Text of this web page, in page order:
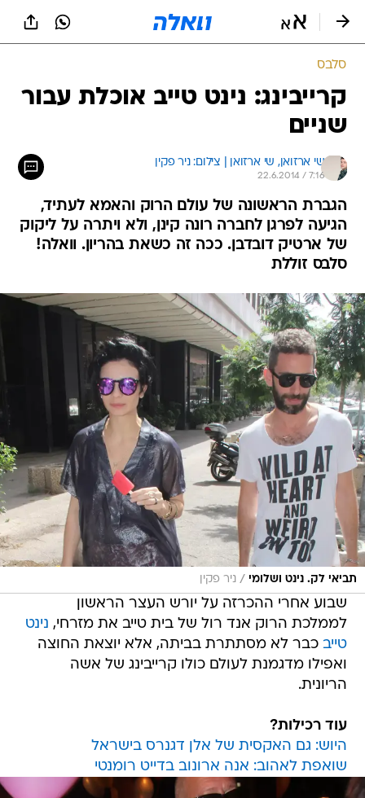
סלבס
קרייבינג: נינט טייב אוכלת עבור
שניים
שי ארזואן, שי ארזואן | צילום: ניר פקין
22.6.2014 / 7:16
הגברת הראשונה של עולם הרוק והאמא לעתיד,
הגיעה לפרגן לחברה רונה קינן, ולא ויתרה על ליקוק
של ארטיק דובדבן. ככה זה כשאת בהריון. וואלה!
סלבס זוללת
תביאי לק. נינט ושלומי / ניר פקין
שבוע אחרי ההכרזה על יורש העצר הראשון
לממלכת הרוק אנד רול של בית טייב את מזרחי, נינט
טייב כבר לא מסתתרת בביתה, אלא יוצאת החוצה
ואפילו מדגמנת לעולם כולו קרייבינג של אשה
הריונית.
עוד רכילות?
היוש: גם האקסית של אלן דגנרס בישראל
שואפת לאהוב: אנה ארונוב בדייט רומנטי